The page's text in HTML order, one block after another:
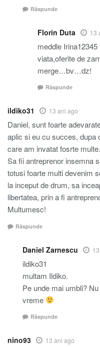
Răspunde
Florin Duta 13
meddle
viata,oferite de
merge…bv…dz!
Răspunde
ildiko31 13 ani ago
Daniel, sunt foarte
aplic si eu cu succes, dupa
care am invatat fosrte multe.
Sa fii antreprenor insemna
totusi foarte multi devenim
la inceput de drum, sa
libertatea, prin a fi
Multumesc!
Răspunde
Daniel Zarnescu
ildiko31
multam Ildiko.
Pe unde mai umbli?
vreme
Răspunde
nino93 13 ani ago